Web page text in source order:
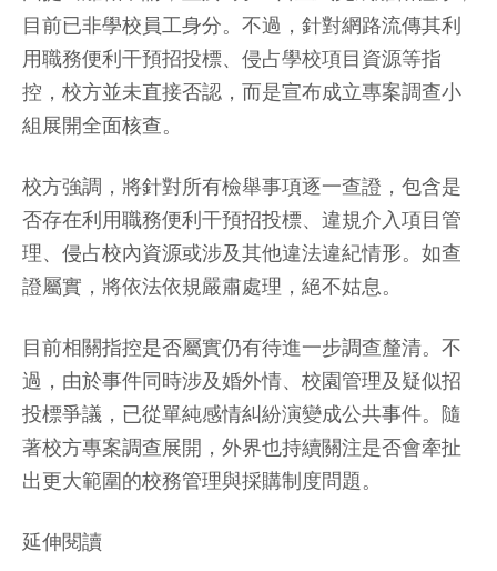
目前已非學校員工身分。不過，針對網路流傳其利
用職務便利干預招投標、侵占學校項目資源等指
控，校方並未直接否認，而是宣布成立專案調查小
組展開全面核查。
校方強調，將針對所有檢舉事項逐一查證，包含是
否存在利用職務便利干預招投標、違規介入項目管
理、侵占校內資源或涉及其他違法違紀情形。如查
證屬實，將依法依規嚴肅處理，絕不姑息。
目前相關指控是否屬實仍有待進一步調查釐清。不
過，由於事件同時涉及婚外情、校園管理及疑似招
投標爭議，已從單純感情糾紛演變成公共事件。隨
著校方專案調查展開，外界也持續關注是否會牽扯
出更大範圍的校務管理與採購制度問題。
延伸閱讀